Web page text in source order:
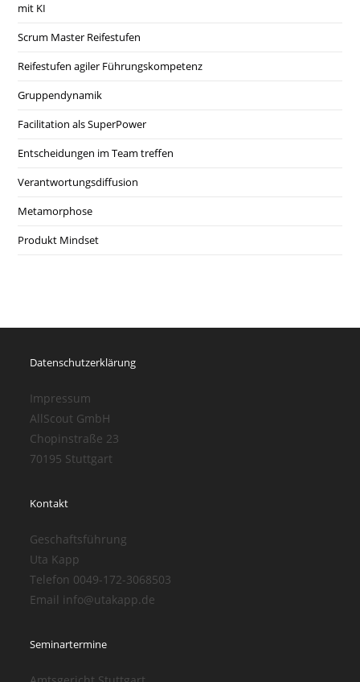
mit KI
Scrum Master Reifestufen
Reifestufen agiler Führungskompetenz
Gruppendynamik
Facilitation als SuperPower
Entscheidungen im Team treffen
Verantwortungsdiffusion
Metamorphose
Produkt Mindset
Datenschutzerklärung
Impressum
AllScout GmbH
Chopinstraße 23
70195 Stuttgart
Kontakt
Geschaftsführung
Uta Kapp
Telefon 0049-172-3068503
Email info@utakapp.de
Seminartermine